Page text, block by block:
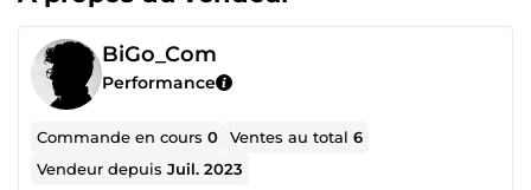
BiGo_Com
Performance
Commande en cours0 Ventes au total6
Vendeur depuisJuil. 2023